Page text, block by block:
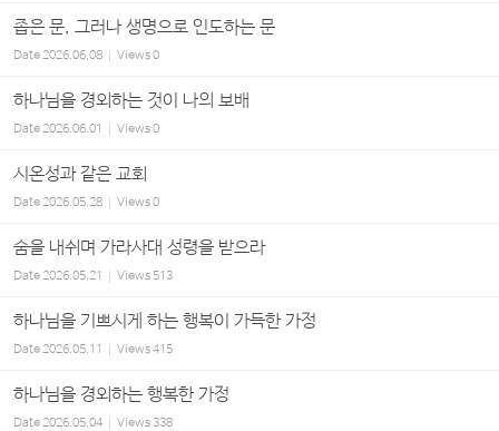
좁은 문, 그러나 생명으로 인도하는 문
Date2026.06.08 Views0
하나님을 경외하는 것이 나의 보배
Date2026.06.01 Views0
시온성과 같은 교회
Date2026.05.28 Views0
숨을 내쉬며 가라사대 성령을 받으라
Date2026.05.21 Views 513
하나님을 기쁘시게 하는 행복이 가득한 가정
Date2026.05.11 Views415
하나님을 경외하는 행복한 가정
Date2026.05.04 Views338